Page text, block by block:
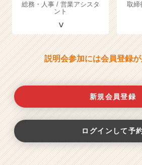
総務・人事 / 営業アシスタ
ント
取締
説明会参加には会員登録が
新規会員登録
ログインして予